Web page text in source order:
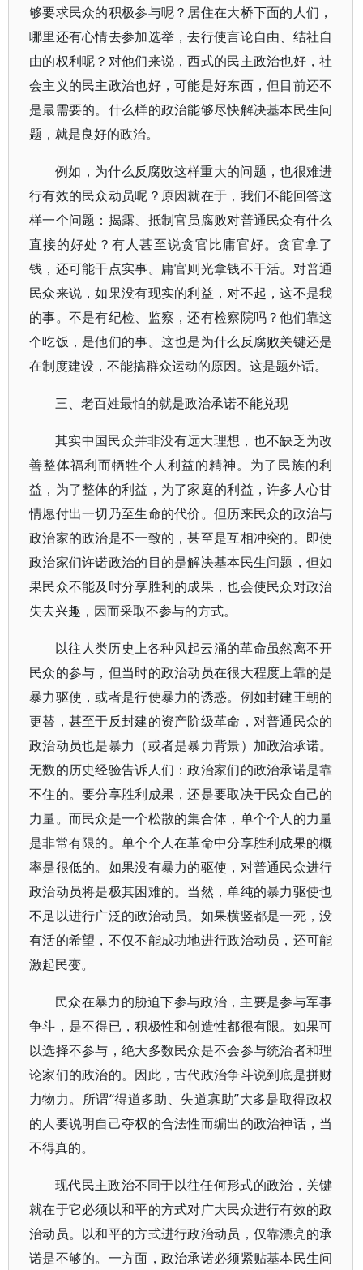
够要求民众的积极参与呢？居住在大桥下面的人们，
哪里还有心情去参加选举，去行使言论自由、结社自
由的权利呢？对他们来说，西式的民主政治也好，社
会主义的民主政治也好，可能是好东西，但目前还不
是最需要的。什么样的政治能够尽快解决基本民生问
题，就是良好的政治。
例如，为什么反腐败这样重大的问题，也很难进
行有效的民众动员呢？原因就在于，我们不能回答这
样一个问题：揭露、抵制官员腐败对普通民众有什么
直接的好处？有人甚至说贪官比庸官好。贪官拿了
钱，还可能干点实事。庸官则光拿钱不干活。对普通
民众来说，如果没有现实的利益，对不起，这不是我
的事。不是有纪检、监察，还有检察院吗？他们靠这
个吃饭，是他们的事。这也是为什么反腐败关键还是
在制度建设，不能搞群众运动的原因。这是题外话。
三、老百姓最怕的就是政治承诺不能兑现
其实中国民众并非没有远大理想，也不缺乏为改
善整体福利而牺牲个人利益的精神。为了民族的利
益，为了整体的利益，为了家庭的利益，许多人心甘
情愿付出一切乃至生命的代价。但历来民众的政治与
政治家的政治是不一致的，甚至是互相冲突的。即使
政治家们许诺政治的目的是解决基本民生问题，但如
果民众不能及时分享胜利的成果，也会使民众对政治
失去兴趣，因而采取不参与的方式。
以往人类历史上各种风起云涌的革命虽然离不开
民众的参与，但当时的政治动员在很大程度上靠的是
暴力驱使，或者是行使暴力的诱惑。例如封建王朝的
更替，甚至于反封建的资产阶级革命，对普通民众的
政治动员也是暴力（或者是暴力背景）加政治承诺。
无数的历史经验告诉人们：政治家们的政治承诺是靠
不住的。要分享胜利成果，还是要取决于民众自己的
力量。而民众是一个松散的集合体，单个个人的力量
是非常有限的。单个个人在革命中分享胜利成果的概
率是很低的。如果没有暴力的驱使，对普通民众进行
政治动员将是极其困难的。当然，单纯的暴力驱使也
不足以进行广泛的政治动员。如果横竖都是一死，没
有活的希望，不仅不能成功地进行政治动员，还可能
激起民变。
民众在暴力的胁迫下参与政治，主要是参与军事
争斗，是不得已，积极性和创造性都很有限。如果可
以选择不参与，绝大多数民众是不会参与统治者和理
论家们的政治的。因此，古代政治争斗说到底是拼财
力物力。所谓“得道多助、失道寡助”大多是取得政权
的人要说明自己夺权的合法性而编出的政治神话，当
不得真的。
现代民主政治不同于以往任何形式的政治，关键
就在于它必须以和平的方式对广大民众进行有效的政
治动员。以和平的方式进行政治动员，仅靠漂亮的承
诺是不够的。一方面，政治承诺必须紧贴基本民生问